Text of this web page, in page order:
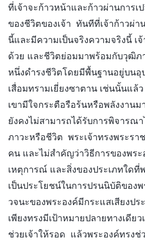
ที่เจ้าจะก้าวหน้าและก้าวผ่านการเ
ของชีวิตของเจ้า ทันทีที่เจ้าก้าวผ่า
นี้และมีความเป็นจริงความจริงนี้ เ
ด้วย และชีวิตย่อมมาพร้อมกับวุฒิภ
หนึ่งดำรงชีวิตโดยมีพื้นฐานอยู่บนอุ
เสื่อมทรามเยี่ยงซาตาน เช่นนั้นแล้
เขามีใจกระตือรือร้นหรือพลังงานม
ยังคงไม่สามารถได้รับการพิจารณ
ภาวะหรือชีวิต พระเจ้าทรงพระรา
คน และไม่สำคัญว่าวิธีการของพร
เหตุการณ์ และสิ่งของประเภทใดที่
เป็นประโยชน์ในการปรนนิบัติของ
วจนะของพระองค์มีกระแสเสียงปร
เพียงทรงมีเป้าหมายปลายทางเดีย
ช่วยเจ้าให้รอด แล้วพระองค์ทรงช่